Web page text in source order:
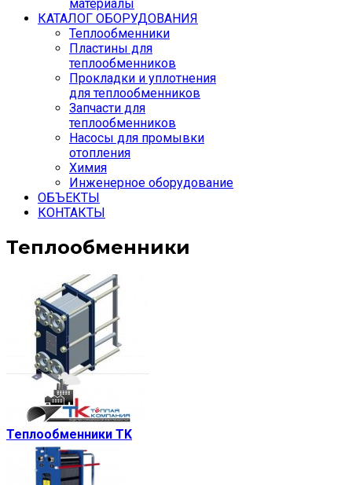
материалы
КАТАЛОГ ОБОРУДОВАНИЯ
Теплообменники
Пластины для
теплообменников
Прокладки и уплотнения
для теплообменников
Запчасти для
теплообменников
Насосы для промывки
отопления
Химия
Инженерное оборудование
ОБЪЕКТЫ
КОНТАКТЫ
Теплообменники
Теплообменники TK